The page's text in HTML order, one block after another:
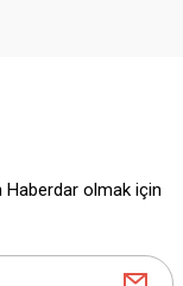
Haberdar olmak için